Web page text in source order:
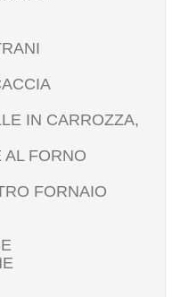
IN CARROZZA,
AL FORNO
FORNAIO